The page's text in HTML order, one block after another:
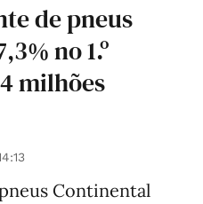
de pneus
no 1.º
milhões
Continental